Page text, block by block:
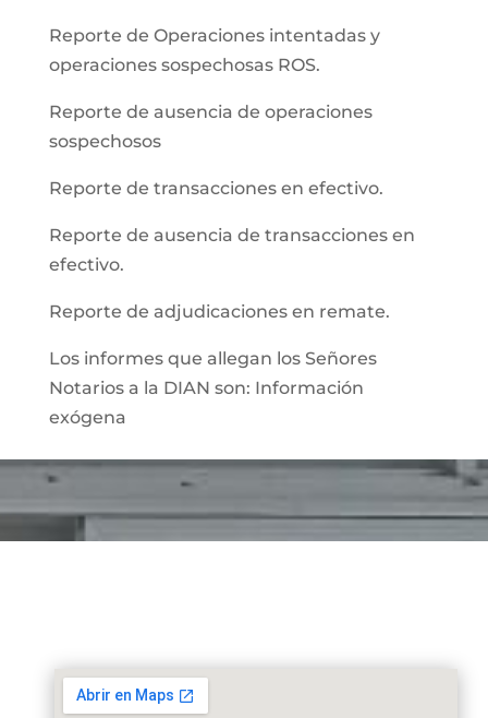
Reporte de Operaciones intentadas y
operaciones sospechosas ROS.
Reporte de ausencia de operaciones
sospechosos
Reporte de transacciones en efectivo.
Reporte de ausencia de transacciones en
efectivo.
Reporte de adjudicaciones en remate.
Los informes que allegan los Señores
Notarios a la DIAN son: Información
exógena